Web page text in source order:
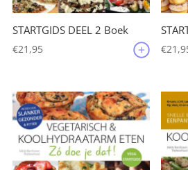
STARTGIDS DEEL 2 Boek
€21,95 €